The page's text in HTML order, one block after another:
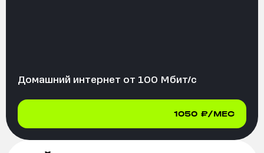
Домашний интернет от 100 Мбит/с
1050 ₽/МЕС